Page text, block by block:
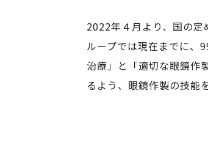
2022年４月より、国の
ループでは現在までに、
治療」と「適切な眼鏡作
るよう、眼鏡作製の技能